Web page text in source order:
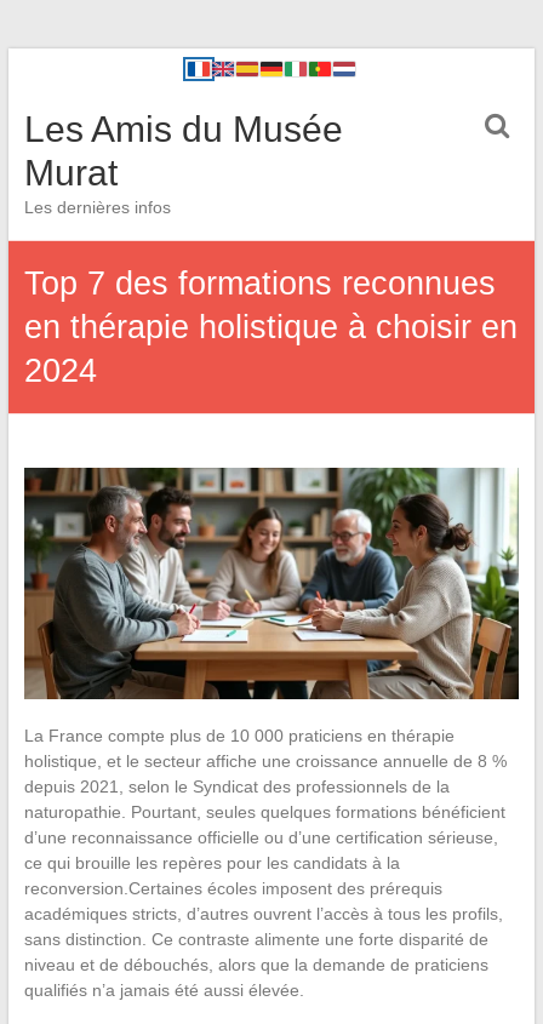
Les Amis du Musée
Murat
Les dernières infos
Top 7 des formations reconnues
en thérapie holistique à choisir en
2024
La France compte plus de 10 000 praticiens en thérapie
holistique, et le secteur affiche une croissance annuelle de 8 %
depuis 2021, selon le Syndicat des professionnels de la
naturopathie. Pourtant, seules quelques formations bénéficient
d’une reconnaissance officielle ou d’une certification sérieuse,
ce qui brouille les repères pour les candidats à la
reconversion.Certaines écoles imposent des prérequis
académiques stricts, d’autres ouvrent l’accès à tous les profils,
sans distinction. Ce contraste alimente une forte disparité de
niveau et de débouchés, alors que la demande de praticiens
qualifiés n’a jamais été aussi élevée.